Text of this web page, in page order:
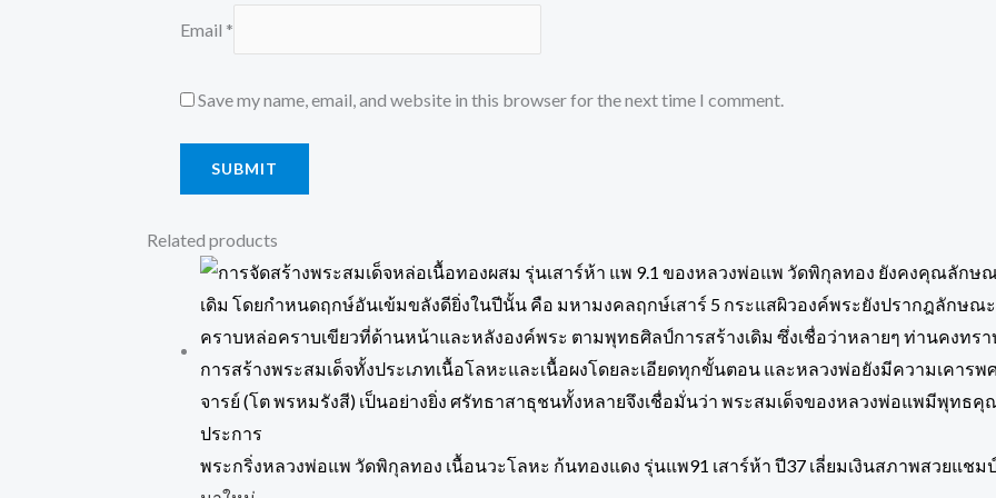
Email *
Save my name, email, and website in this browser for the next time I comment.
Related products
พระกริ่งหลวงพ่อแพ วัดพิกุลทอง เนื้อนวะโลหะ ก้นทองแดง รุ่นแพ91 เสาร์ห้า ปี37 เลี่ยมเงินสภาพสวยแชม